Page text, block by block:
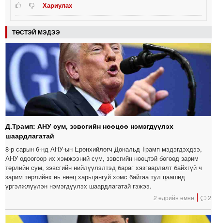
Хариулах
ТӨСТЭЙ МЭДЭЭ
Д.Трамп: АНУ сум, зэвсгийн нөөцөө нэмэгдүүлэх
шаардлагатай
8-р сарын 6-нд АНУ-ын Ерөнхийлөгч Дональд Трамп мэдэгдэхдээ,
АНУ одоогоор их хэмжээний сум, зэвсгийн нөөцтэй бөгөөд зарим
төрлийн сум, зэвсгийн нийлүүлэлтэд бараг хязгаарлалт байхгүй ч
зарим төрлийнх нь нөөц харьцангуй хомс байгаа тул цаашид
үргэлжлүүлэн нэмэгдүүлэх шаардлагатай гэжээ.
2 өдрийн өмнө 2